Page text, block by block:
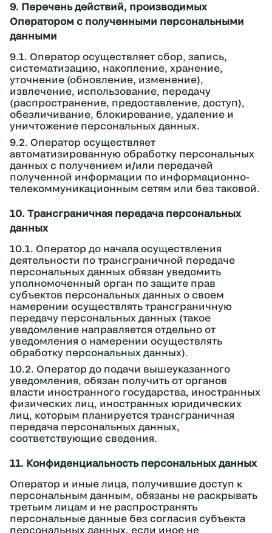
9. Перечень действий, производимых
Оператором с полученными персональными
данными
9.1. Оператор осуществляет сбор, запись,
систематизацию, накопление, хранение,
уточнение (обновление, изменение),
извлечение, использование, передачу
(распространение, предоставление, доступ),
обезличивание, блокирование, удаление и
уничтожение персональных данных.
9.2. Оператор осуществляет
автоматизированную обработку персональных
данных с получением и/или передачей
полученной информации по информационно-
телекоммуникационным сетям или без таковой.
10. Трансграничная передача персональных
данных
10.1. Оператор до начала осуществления
деятельности по трансграничной передаче
персональных данных обязан уведомить
уполномоченный орган по защите прав
субъектов персональных данных о своем
намерении осуществлять трансграничную
передачу персональных данных (такое
уведомление направляется отдельно от
уведомления о намерении осуществлять
обработку персональных данных).
10.2. Оператор до подачи вышеуказанного
уведомления, обязан получить от органов
власти иностранного государства, иностранных
физических лиц, иностранных юридических
лиц, которым планируется трансграничная
передача персональных данных,
соответствующие сведения.
11. Конфиденциальность персональных данных
Оператор и иные лица, получившие доступ к
персональным данным, обязаны не раскрывать
третьим лицам и не распространять
персональные данные без согласия субъекта
персональных данных, если иное не